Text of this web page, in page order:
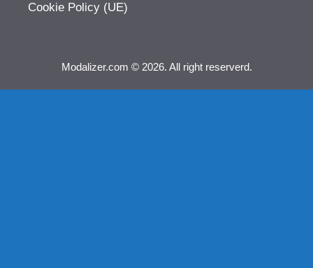
Cookie Policy (UE)
Modalizer.com © 2026. All right reserverd.